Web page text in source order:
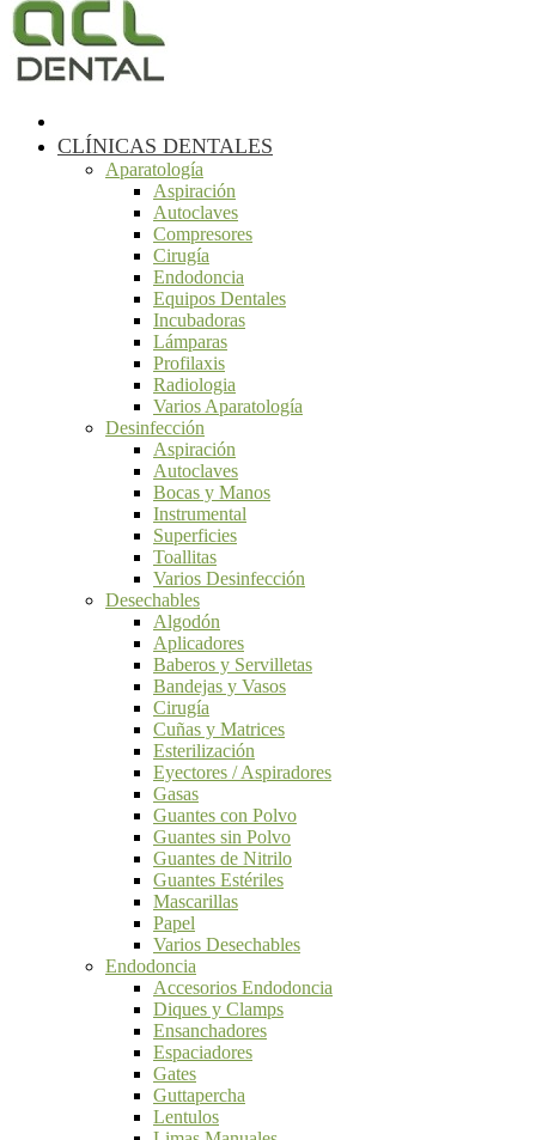
CLÍNICAS DENTALES
Aparatología
Aspiración
Autoclaves
Compresores
Cirugía
Endodoncia
Equipos Dentales
Incubadoras
Lámparas
Profilaxis
Radiologia
Varios Aparatología
Desinfección
Aspiración
Autoclaves
Bocas y Manos
Instrumental
Superficies
Toallitas
Varios Desinfección
Desechables
Algodón
Aplicadores
Baberos y Servilletas
Bandejas y Vasos
Cirugía
Cuñas y Matrices
Esterilización
Eyectores / Aspiradores
Gasas
Guantes con Polvo
Guantes sin Polvo
Guantes de Nitrilo
Guantes Estériles
Mascarillas
Papel
Varios Desechables
Endodoncia
Accesorios Endodoncia
Diques y Clamps
Ensanchadores
Espaciadores
Gates
Guttapercha
Lentulos